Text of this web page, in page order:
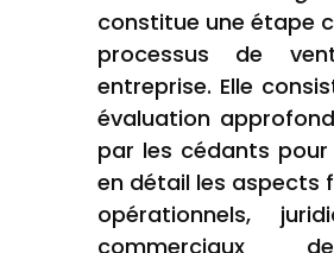
constitue une étape
processus de
entreprise. Elle
évaluation
par les cédants pour
en détail les aspects
opérationnels,
commerciaux